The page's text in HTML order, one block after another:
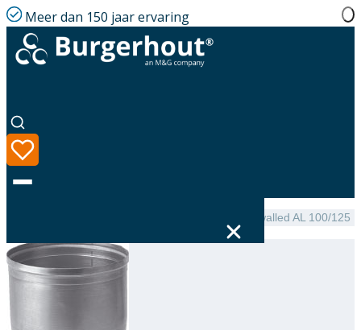
Meer dan 150 jaar ervaring
Taal
NEN 7203 Expander single-walled AL 100/125